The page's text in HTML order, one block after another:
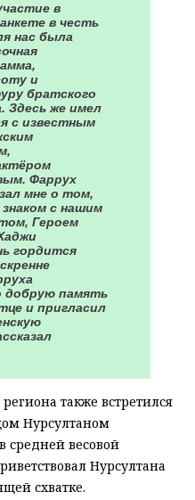
в
в честь
нас была
и
братского
Здесь же имел
с известным
Фаррух
мне о том,
с нашим
Героем
гордится
добрую память
и пригласил
также встретился
Нурсултаном
весовой
Нурсултана
схватке.